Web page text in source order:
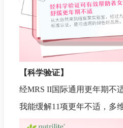
【科学验证】
经MRS II国际通用更年期不
我能缓解11项更年不适，多